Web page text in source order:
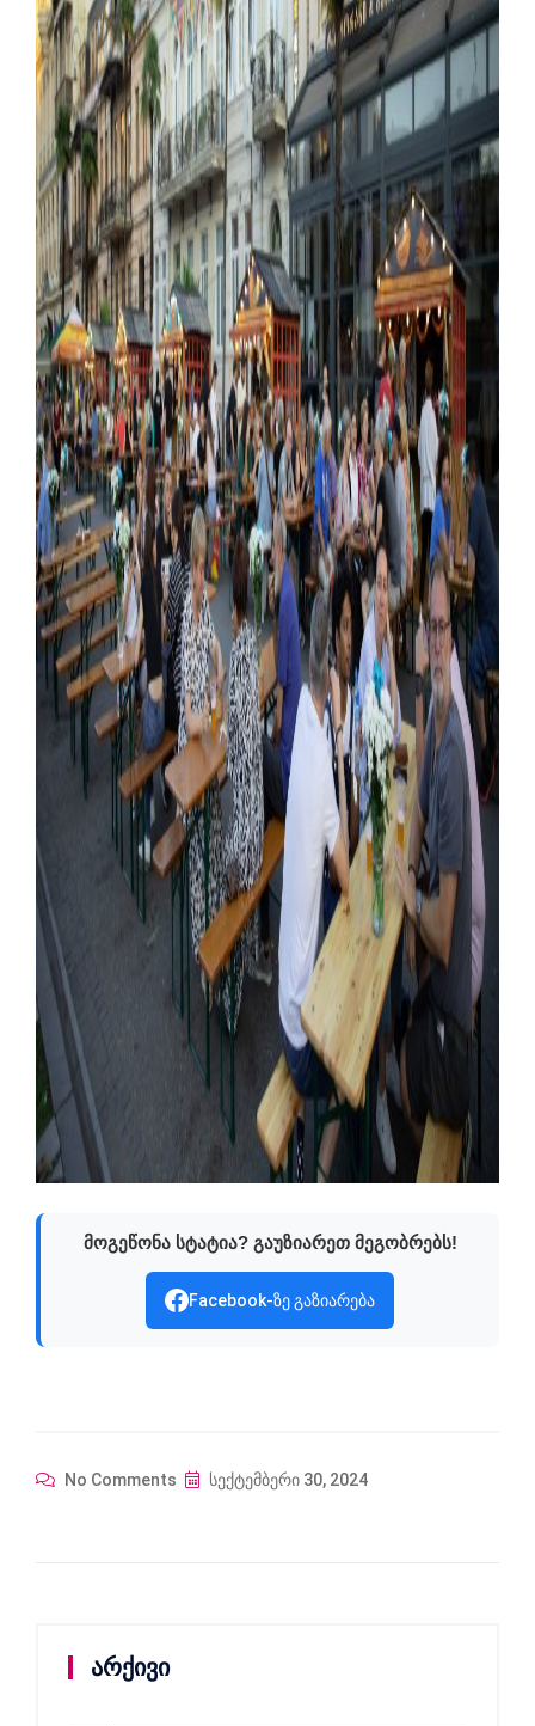
მოგეწონა სტატია? გაუზიარეთ მეგობრებს!
Facebook-ზე გაზიარება
No Comments სექტემბერი 30, 2024
არქივი